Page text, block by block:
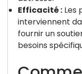
Efficacité : Les
interviennent
fournir un
besoins